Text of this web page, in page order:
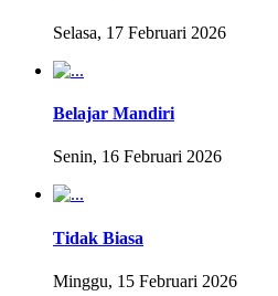
Selasa, 17 Februari 2026
Belajar Mandiri
Senin, 16 Februari 2026
Tidak Biasa
Minggu, 15 Februari 2026